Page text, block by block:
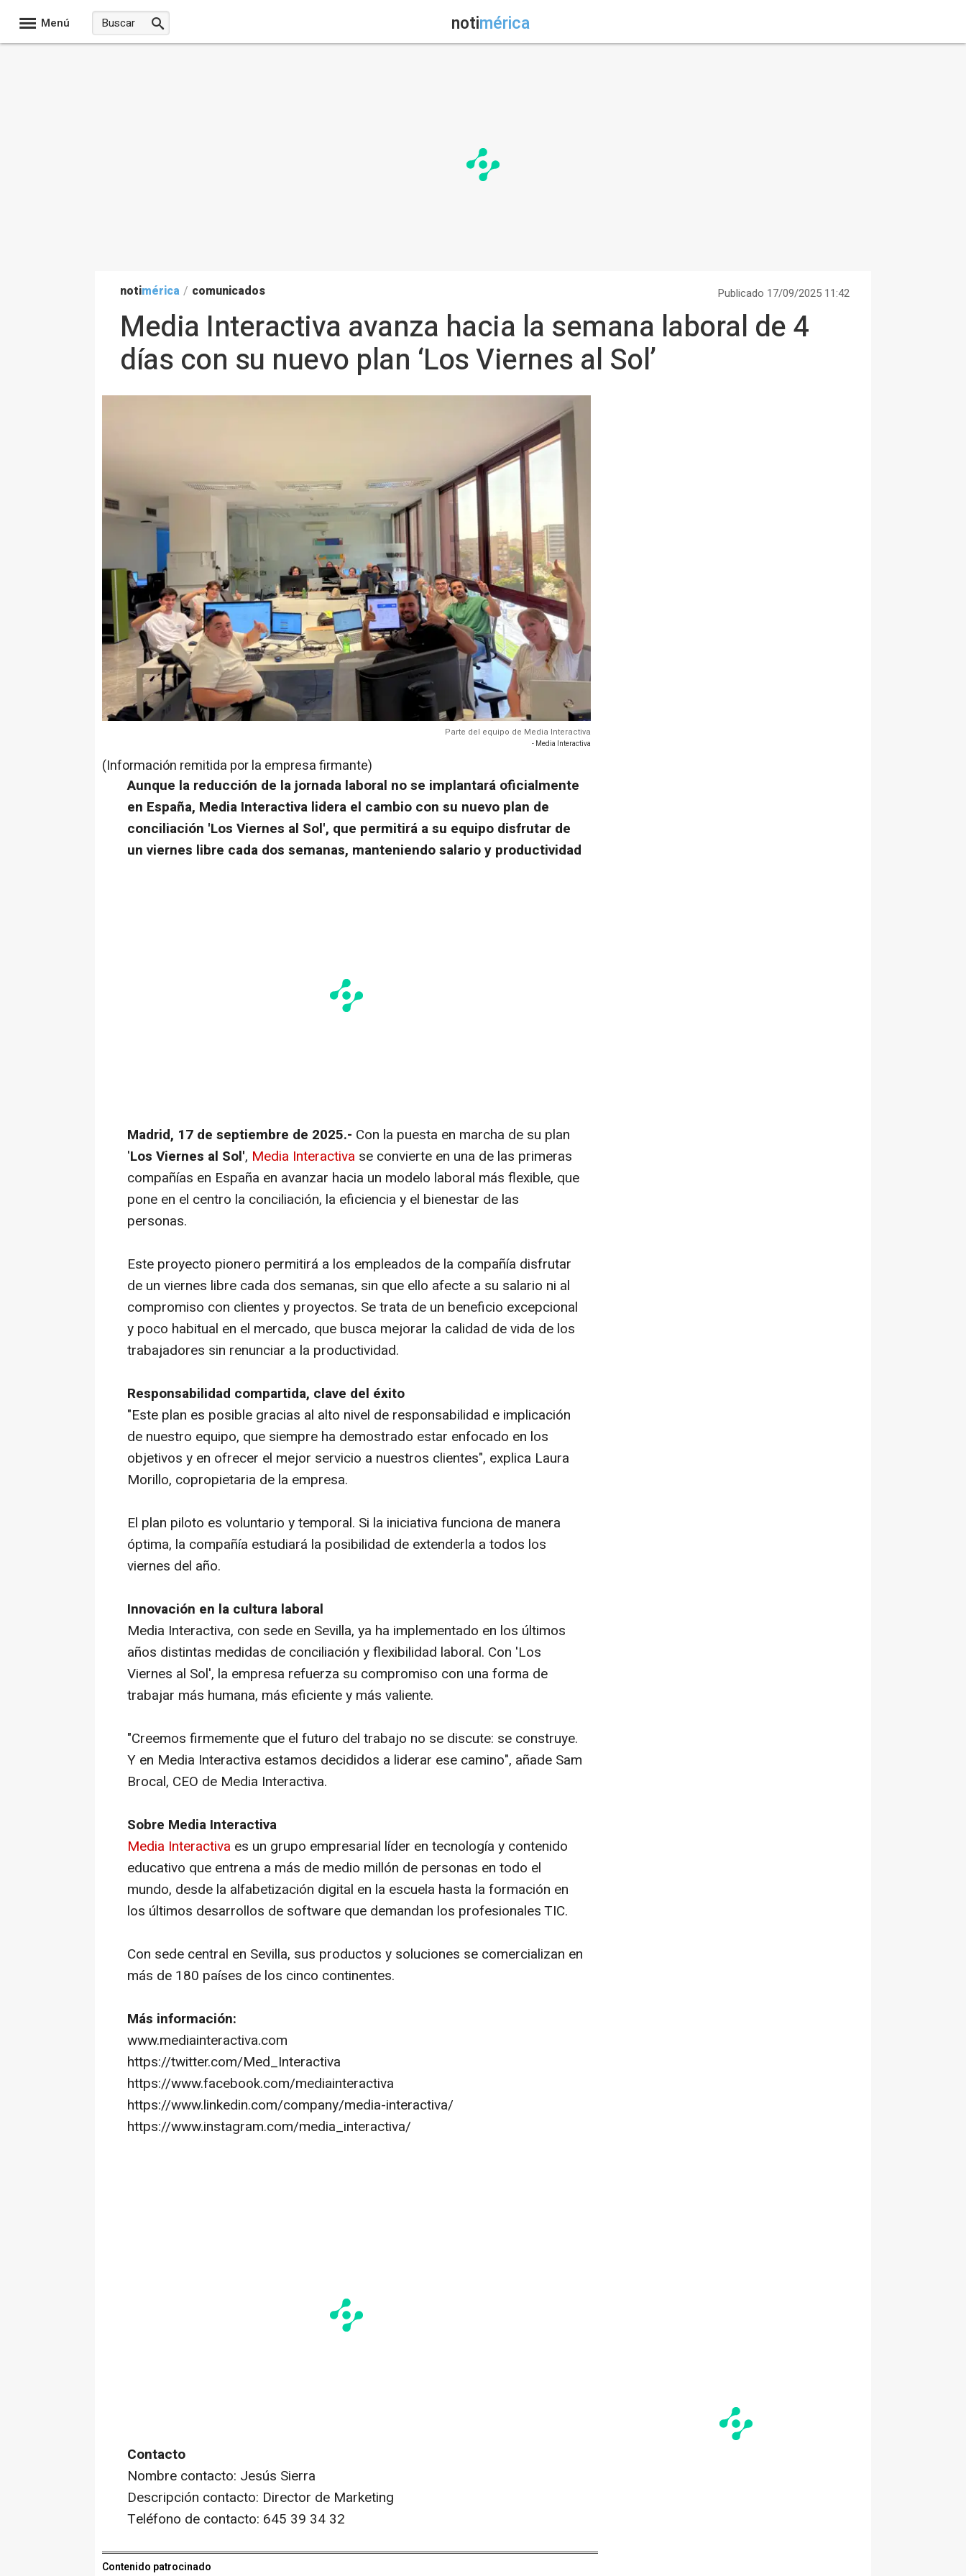
Menú notimérica
notimérica / comunicados Publicado 17/09/2025 11:42
Media Interactiva avanza hacia la semana laboral de 4
días con su nuevo plan ‘Los Viernes al Sol’
Parte del equipo de Media Interactiva
- Media Interactiva
(Información remitida por la empresa firmante)
Aunque la reducción de la jornada laboral no se implantará oficialmente
en España, Media Interactiva lidera el cambio con su nuevo plan de
conciliación 'Los Viernes al Sol', que permitirá a su equipo disfrutar de
un viernes libre cada dos semanas, manteniendo salario y productividad
Madrid, 17 de septiembre de 2025.- Con la puesta en marcha de su plan
'Los Viernes al Sol', Media Interactiva se convierte en una de las primeras
compañías en España en avanzar hacia un modelo laboral más flexible, que
pone en el centro la conciliación, la eficiencia y el bienestar de las
personas.
Este proyecto pionero permitirá a los empleados de la compañía disfrutar
de un viernes libre cada dos semanas, sin que ello afecte a su salario ni al
compromiso con clientes y proyectos. Se trata de un beneficio excepcional
y poco habitual en el mercado, que busca mejorar la calidad de vida de los
trabajadores sin renunciar a la productividad.
Responsabilidad compartida, clave del éxito
"Este plan es posible gracias al alto nivel de responsabilidad e implicación
de nuestro equipo, que siempre ha demostrado estar enfocado en los
objetivos y en ofrecer el mejor servicio a nuestros clientes", explica Laura
Morillo, copropietaria de la empresa.
El plan piloto es voluntario y temporal. Si la iniciativa funciona de manera
óptima, la compañía estudiará la posibilidad de extenderla a todos los
viernes del año.
Innovación en la cultura laboral
Media Interactiva, con sede en Sevilla, ya ha implementado en los últimos
años distintas medidas de conciliación y flexibilidad laboral. Con 'Los
Viernes al Sol', la empresa refuerza su compromiso con una forma de
trabajar más humana, más eficiente y más valiente.
"Creemos firmemente que el futuro del trabajo no se discute: se construye.
Y en Media Interactiva estamos decididos a liderar ese camino", añade Sam
Brocal, CEO de Media Interactiva.
Sobre Media Interactiva
Media Interactiva es un grupo empresarial líder en tecnología y contenido
educativo que entrena a más de medio millón de personas en todo el
mundo, desde la alfabetización digital en la escuela hasta la formación en
los últimos desarrollos de software que demandan los profesionales TIC.
Con sede central en Sevilla, sus productos y soluciones se comercializan en
más de 180 países de los cinco continentes.
Más información:
www.mediainteractiva.com
https://twitter.com/Med_Interactiva
https://www.facebook.com/mediainteractiva
https://www.linkedin.com/company/media-interactiva/
https://www.instagram.com/media_interactiva/
Contacto
Nombre contacto: Jesús Sierra
Descripción contacto: Director de Marketing
Teléfono de contacto: 645 39 34 32
Contenido patrocinado